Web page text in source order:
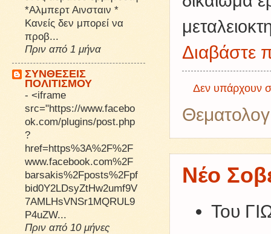
Διαβάστε
Δεν υπάρχουν
Νέο
Του
*Αλμπερτ Αινσταιν *
Κανείς δεν μπορεί να
προβ...
Πριν από 1 μήνα
ΣΥΝΘΕΣΕΙΣ
ΠΟΛΙΤΙΣΜΟΥ
- <iframe
src="https://www.facebo
ok.com/plugins/post.php
?
href=https%3A%2F%2F
www.facebook.com%2F
barsakis%2Fposts%2Fpf
bid0Y2LDsyZtHw2umf9V
7AMLHsVNSr1MQRUL9
P4uZW...
Πριν από 10 μήνες